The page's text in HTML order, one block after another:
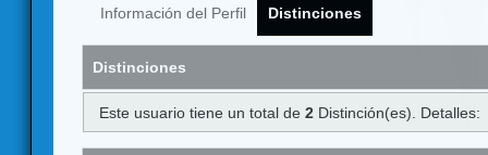
Información del Perfil Distinciones
Distinciones
Este usuario tiene un total de2 Distinción(es). Detalles: